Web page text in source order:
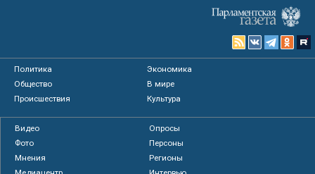
Политика
Экономика
Общество
В мире
Происшествия
Культура
Видео
Опросы
Фото
Персоны
Мнения
Регионы